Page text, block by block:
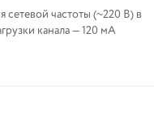
частоты (~220 В) в
канала — 120 мА